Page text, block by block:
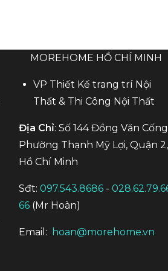
MOREHOME HỒ CHÍ MINH
VP Thiết Kế trang trí Nội
Thất & Thi Công Nội Thất
Địa Chỉ: Số 144 Đồng Văn
Phường Thạnh Mỹ Lợi, Quận 2,
Hồ Chí Minh
Sđt: 097.543.8686 -
66 (Mr Hoàn)
Email: hoan@morehome.vn